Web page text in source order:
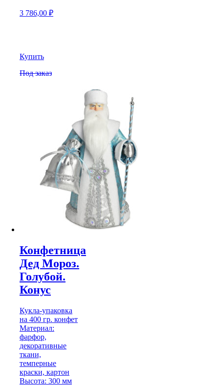
3 786,00 ₽
Купить
Под заказ
Конфетница
Дед Мороз.
Голубой.
Конус
Кукла-упаковка
на 400 гр. конфет
Материал:
фарфор,
декоративные
ткани,
темперные
краски, картон
Высота: 300 мм